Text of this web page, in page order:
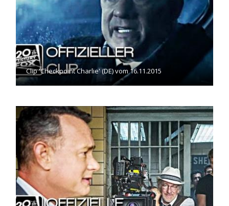
Clip 'Checkpoint Charlie' (DE) vom 16.11.2015